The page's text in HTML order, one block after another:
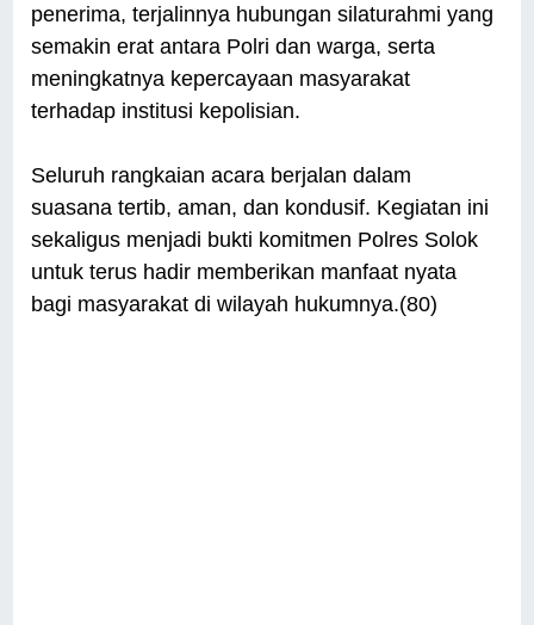
penerima, terjalinnya hubungan silaturahmi yang
semakin erat antara Polri dan warga, serta
meningkatnya kepercayaan masyarakat
terhadap institusi kepolisian.
Seluruh rangkaian acara berjalan dalam
suasana tertib, aman, dan kondusif. Kegiatan ini
sekaligus menjadi bukti komitmen Polres Solok
untuk terus hadir memberikan manfaat nyata
bagi masyarakat di wilayah hukumnya.(80)